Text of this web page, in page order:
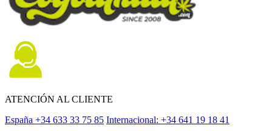
ATENCIÓN AL CLIENTE
España +34 633 33 75 85 Internacional: +34 641 19 18 41